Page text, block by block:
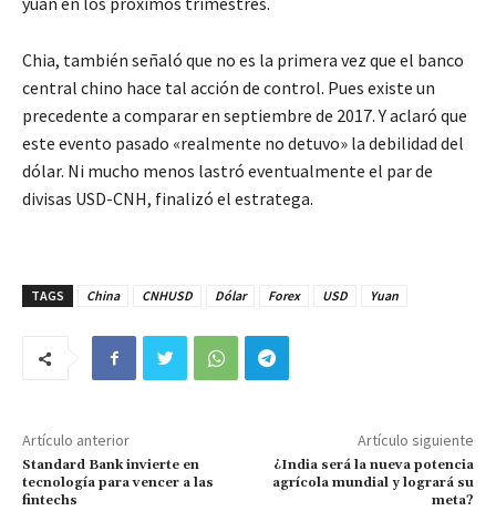
Chia, también señaló que no es la primera vez que el banco
central chino hace tal acción de control. Pues existe un
precedente a comparar en septiembre de 2017. Y aclaró que
este evento pasado «realmente no detuvo» la debilidad del
dólar. Ni mucho menos lastró eventualmente el par de
divisas USD-CNH, finalizó el estratega.
TAGS China CNHUSD Dólar Forex USD Yuan
Artículo anterior
Standard Bank invierte en
tecnología para vencer a las
fintechs
Artículo siguiente
¿India será la nueva potencia
agrícola mundial y logrará su
meta?